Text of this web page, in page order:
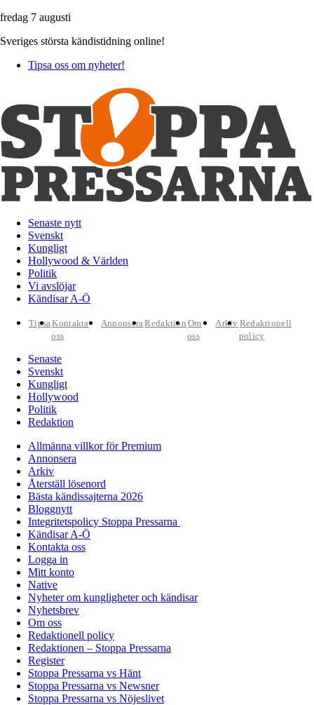
fredag 7 augusti
Sveriges största kändistidning online!
Tipsa oss om nyheter!
Senaste nytt
Svenskt
Kungligt
Hollywood & Världen
Politik
Vi avslöjar
Kändisar A-Ö
TipsaKontakta
oss
AnnonseraRedaktion Om
oss
Arkiv Redaktionell
policy
Senaste
Svenskt
Kungligt
Hollywood
Politik
Redaktion
Allmänna villkor för Premium
Annonsera
Arkiv
Återställ lösenord
Bästa kändissajterna 2026
Bloggnytt
Integritetspolicy Stoppa Pressarna
Kändisar A-Ö
Kontakta oss
Logga in
Mitt konto
Native
Nyheter om kungligheter och kändisar
Nyhetsbrev
Om oss
Redaktionell policy
Redaktionen – Stoppa Pressarna
Register
Stoppa Pressarna vs Hänt
Stoppa Pressarna vs Newsner
Stoppa Pressarna vs Nöjeslivet